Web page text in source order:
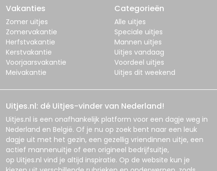
Vakanties
Zomer uitjes
Zomervakantie
Herfstvakantie
Kerstvakantie
Voorjaarsvakantie
Meivakantie
Categorieën
Alle uitjes
Speciale uitjes
Mannen uitjes
Uitjes vandaag
Voordeel uitjes
Uitjes dit weekend
Uitjes.nl: dé Uitjes-vinder van Nederland!
Uitjes.nl is een onafhankelijk platform voor een dagje weg in
Nederland en België. Of je nu op zoek bent naar een leuk
dagje uit met het gezin, een gezellig vriendinnen uitje, een
actief mannenuitje of een origineel bedrijfsuitje,
op Uitjes.nl vind je altijd inspiratie. Op de website kun je